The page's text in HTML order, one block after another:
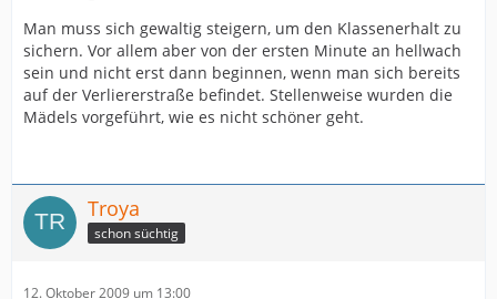
Man muss sich gewaltig steigern, um den Klassenerhalt zu
sichern. Vor allem aber von der ersten Minute an hellwach
sein und nicht erst dann beginnen, wenn man sich bereits
auf der Verliererstraße befindet. Stellenweise wurden die
Mädels vorgeführt, wie es nicht schöner geht.
Troya
schon süchtig
12. Oktober 2009 um 13:00